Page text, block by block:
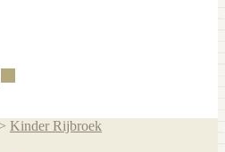
> Kinder Rijbroek